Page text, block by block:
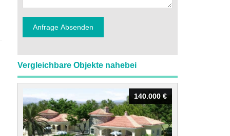
Vergleichbare Objekte nahebei
140.000 €
140.000 €